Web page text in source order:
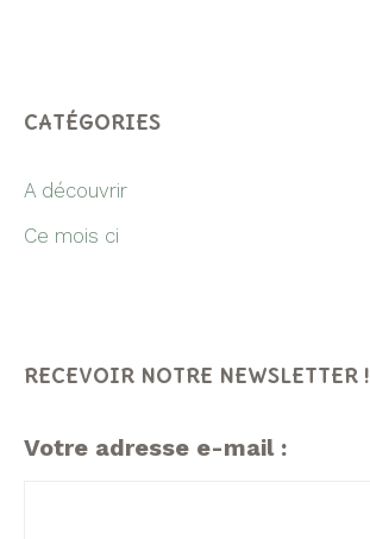
CATÉGORIES
A découvrir
Ce mois ci
RECEVOIR NOTRE NEWSLETTER !
Votre adresse e-mail :